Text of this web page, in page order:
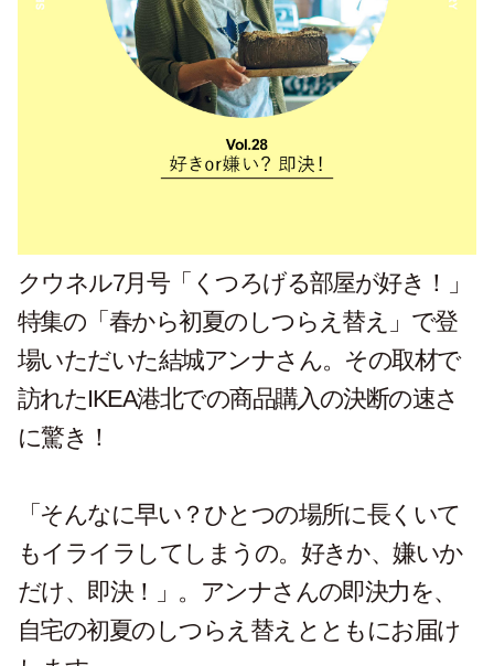
クウネル7月号「くつろげる部屋が好き！」
特集の「春から初夏のしつらえ替え」で登
場いただいた結城アンナさん。その取材で
訪れたIKEA港北での商品購入の決断の速さ
に驚き！
「そんなに早い？ひとつの場所に長くいて
もイライラしてしまうの。好きか、嫌いか
だけ、即決！」。アンナさんの即決力を、
自宅の初夏のしつらえ替えとともにお届け